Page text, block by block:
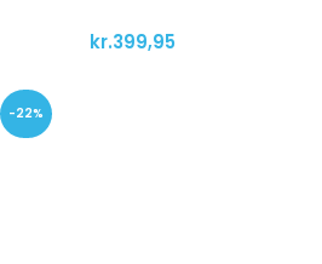
kr.399,95
-22%